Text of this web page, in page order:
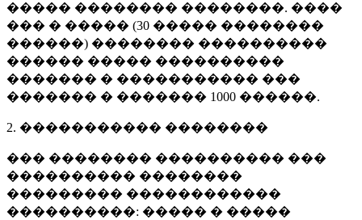
����� �������� ��������. ����
��� � ����� (30 ����� ��������
������) �������� ����������
������ ����� ����������
������� � ����������� ���
������� � ������� 1000 ������.
2. ����������� ��������
��� �������� ���������� ���
���������� ��������
��������� ������������
����������: ����� � �����